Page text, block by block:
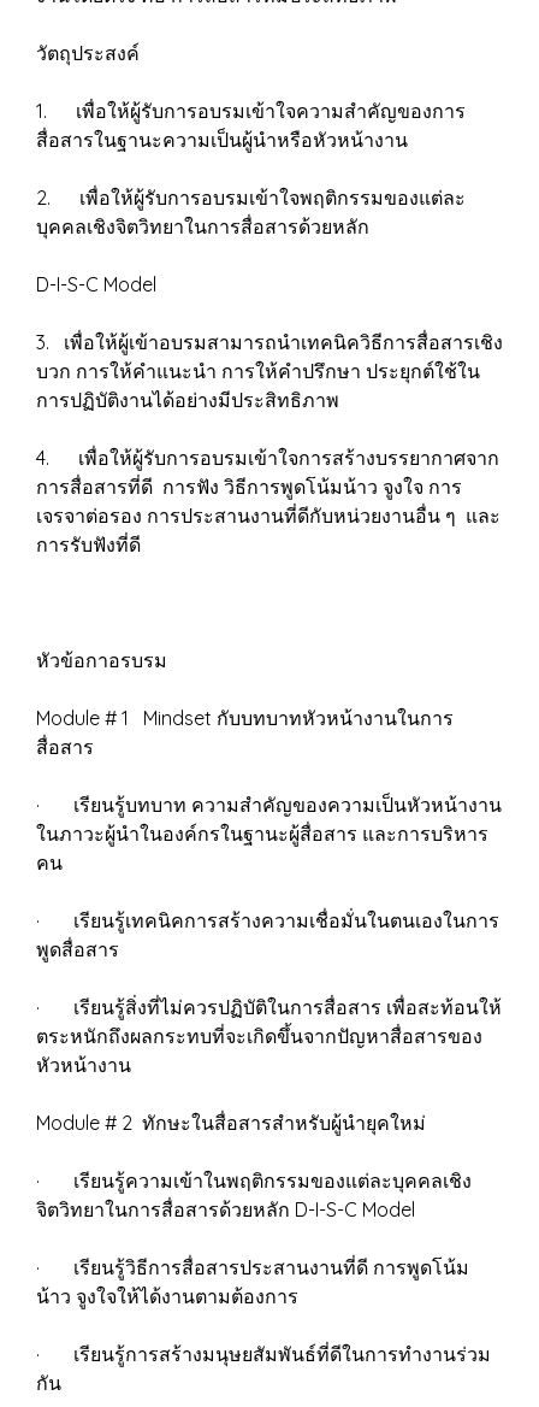
วัตถุประสงค์
1. เพื่อให้ผู้รับการอบรมเข้าใจความสำคัญของการ
สื่อสารในฐานะความเป็นผู้นำหรือหัวหน้างาน
2. เพื่อให้ผู้รับการอบรมเข้าใจพฤติกรรมของแต่ละ
บุคคลเชิงจิตวิทยาในการสื่อสารด้วยหลัก
D-I-S-C Model
3. เพื่อให้ผู้เข้าอบรมสามารถนำเทคนิควิธีการสื่อสารเชิง
บวก การให้คำแนะนำ การให้คำปรึกษา ประยุกต์ใช้ใน
การปฏิบัติงานได้อย่างมีประสิทธิภาพ
4. เพื่อให้ผู้รับการอบรมเข้าใจการสร้างบรรยากาศจาก
การสื่อสารที่ดี การฟัง วิธีการพูดโน้มน้าว จูงใจ การ
เจรจาต่อรอง การประสานงานที่ดีกับหน่วยงานอื่น ๆ และ
การรับฟังที่ดี
หัวข้อกาอรบรม
Module # 1 Mindset กับบทบาทหัวหน้างานในการ
สื่อสาร
· เรียนรู้บทบาท ความสำคัญของความเป็นหัวหน้างาน
ในภาวะผู้นำในองค์กรในฐานะผู้สื่อสาร และการบริหาร
คน
· เรียนรู้เทคนิคการสร้างความเชื่อมั่นในตนเองในการ
พูดสื่อสาร
· เรียนรู้สิ่งที่ไม่ควรปฏิบัติในการสื่อสาร เพื่อสะท้อนให้
ตระหนักถึงผลกระทบที่จะเกิดขึ้นจากปัญหาสื่อสารของ
หัวหน้างาน
Module # 2 ทักษะในสื่อสารสำหรับผู้นำยุคใหม่
· เรียนรู้ความเข้าในพฤติกรรมของแต่ละบุคคลเชิง
จิตวิทยาในการสื่อสารด้วยหลัก D-I-S-C Model
· เรียนรู้วิธีการสื่อสารประสานงานที่ดี การพูดโน้ม
น้าว จูงใจให้ได้งานตามต้องการ
· เรียนรู้การสร้างมนุษยสัมพันธ์ที่ดีในการทำงานร่วม
กัน